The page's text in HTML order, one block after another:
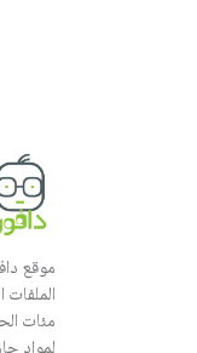
موقع
مئات